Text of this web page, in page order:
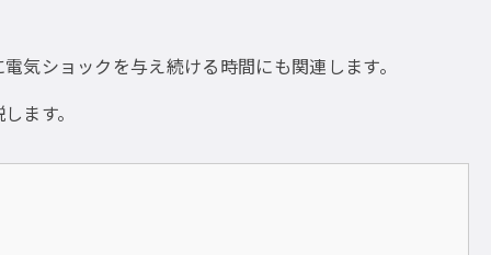
気ショックを与え続ける時間にも関連します。
ます。